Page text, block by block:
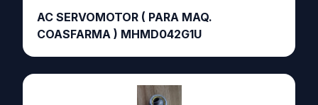
AC SERVOMOTOR ( PARA MAQ.
COASFARMA ) MHMD042G1U